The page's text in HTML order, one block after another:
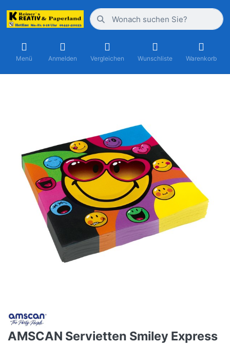
Menü Anmelden Vergleichen Wunschliste Warenkorb
AMSCAN Servietten Smiley Express